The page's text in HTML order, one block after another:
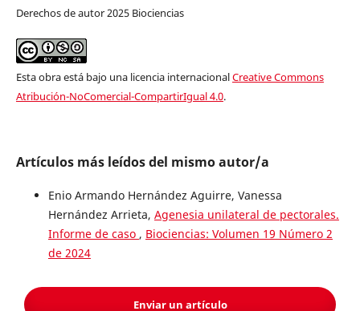
Derechos de autor 2025 Biociencias
Esta obra está bajo una licencia internacionalCreative Commons
Atribución-NoComercial-CompartirIgual 4.0.
Artículos más leídos del mismo autor/a
Enio Armando Hernández Aguirre, Vanessa
Hernández Arrieta, Agenesia unilateral de pectorales.
Informe de caso , Biociencias: Volumen 19 Número 2
de 2024
Enviar un artículo